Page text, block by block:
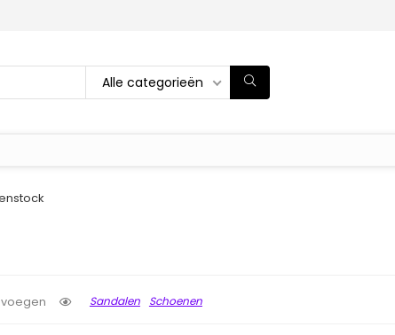
Alle categorieën
Sandalen Schoenen